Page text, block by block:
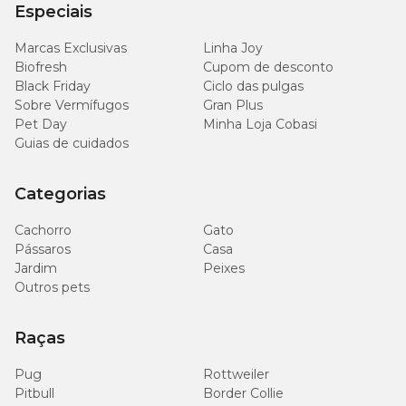
forma de escolher a opção mais adequada para sua casa.
Característica
biodegradável
Granulado
madeira
Formação de
torrões
Controle de
odor
limpeza
Especiais
Marcas Exclusivas
Linha Joy
Biofresh
Cupom de desconto
Black Friday
Ciclo das pulgas
Sobre Vermífugos
Gran Plus
Pet Day
Minha Loja Cobasi
Guias de cuidados
Categorias
Cachorro
Gato
Pássaros
Casa
Jardim
Peixes
Outros pets
Raças
Pug
Rottweiler
Pitbull
Border Collie